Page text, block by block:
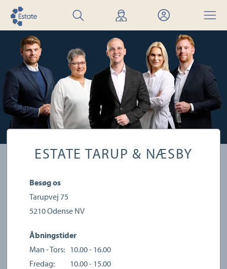
Søg
bolig
Find
mægler
Mit
Estate
Menu
ESTATE TARUP & NÆSBY
Besøg os
Tarupvej 75
5210Odense NV
Åbningstider
Man - Tors: 10.00 - 16.00
Fredag:
10.00 - 15.00